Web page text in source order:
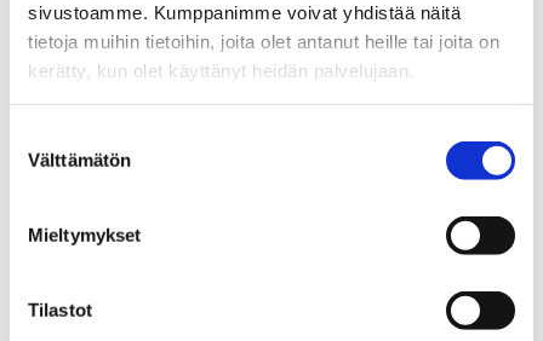
sivustoamme. Kumppanimme voivat yhdistää näitä
tietoja muihin tietoihin, joita olet antanut heille tai joita on
kerätty, kun olet käyttänyt heidän palvelujaan.
valinta
Välttämätön
Mieltymykset
Tilastot
Joulun ja vuodenvaihteen aukioloajat
Maxivisionin IPTV- palvelun käyttöoikeus
Valokuituliittymä nopein ja luotettavin
internetyhteys
Coronavirustilanne lisää etätöiden tekemistä
←Edellinen Seuraava→